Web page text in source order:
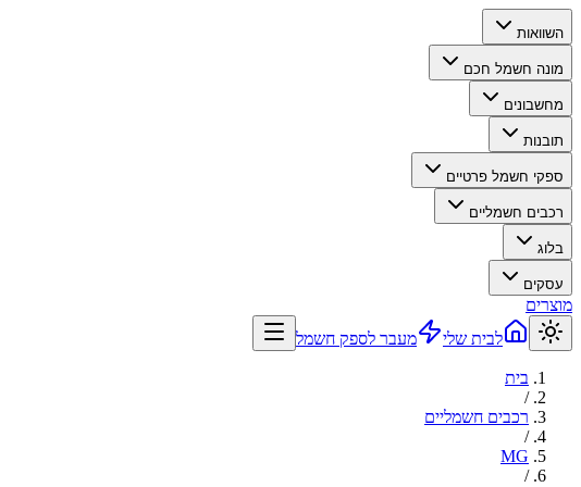
השוואות
מונה חשמל חכם
מחשבונים
תובנות
ספקי חשמל פרטיים
רכבים חשמליים
בלוג
עסקים
מוצרים
לבית שלי
מעבר לספק חשמל
בית
/
רכבים חשמליים
/
MG
/